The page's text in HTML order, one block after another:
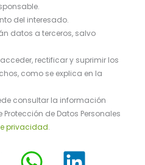
del interesado.
datos a terceros, salvo
rectificar y suprimir los
como se explica en la
consultar la información
de Datos Personales
privacidad.